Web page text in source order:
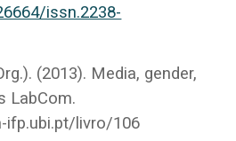
issn.2238-
(2013). Media, gender,
LabCom.
ifp.ubi.pt/livro/106